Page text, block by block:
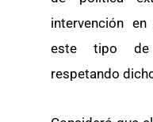
intervención
este tipo de
respetando